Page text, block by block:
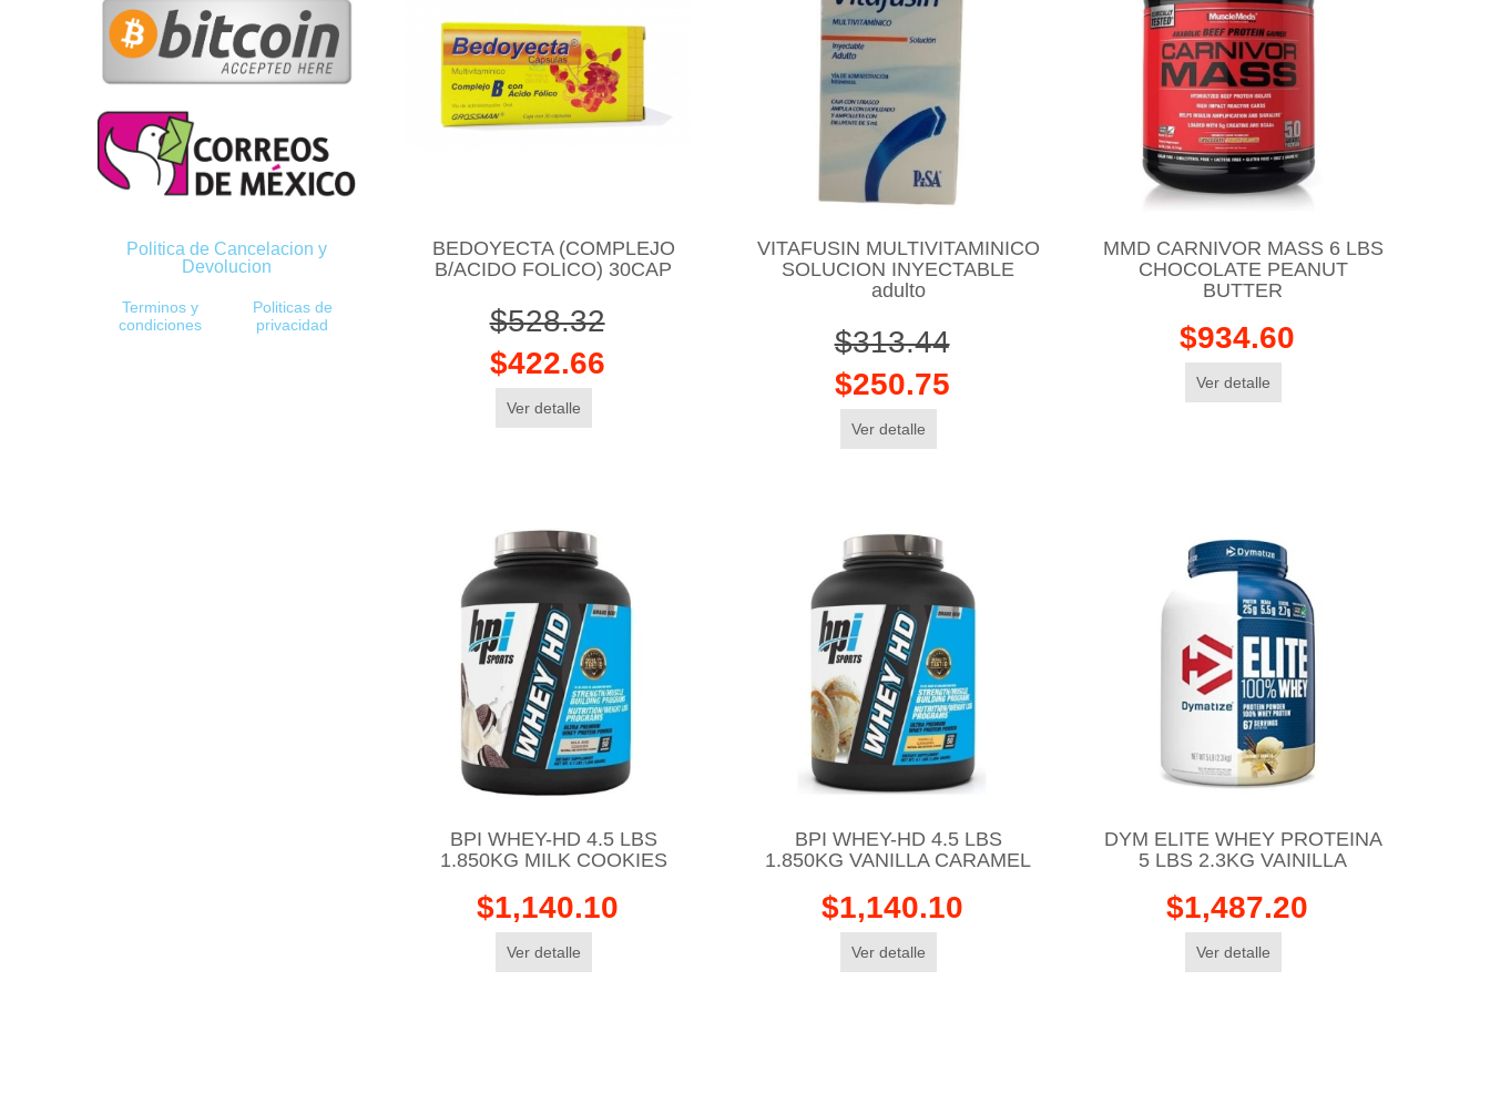
Politica de Cancelacion y
Devolucion
Terminos y
condiciones
Politicas de
privacidad
BEDOYECTA (COMPLEJO
B/ACIDO FOLICO) 30CAP
$528.32
$422.66
Ver detalle
VITAFUSIN MULTIVITAMINICO
SOLUCION INYECTABLE
adulto
$313.44
$250.75
Ver detalle
MMD CARNIVOR MASS 6 LBS
CHOCOLATE PEANUT
BUTTER
$934.60
Ver detalle
BPI WHEY-HD 4.5 LBS
1.850KG MILK COOKIES
$1,140.10
Ver detalle
BPI WHEY-HD 4.5 LBS
1.850KG VANILLA CARAMEL
$1,140.10
Ver detalle
DYM ELITE WHEY PROTEINA
5 LBS 2.3KG VAINILLA
$1,487.20
Ver detalle